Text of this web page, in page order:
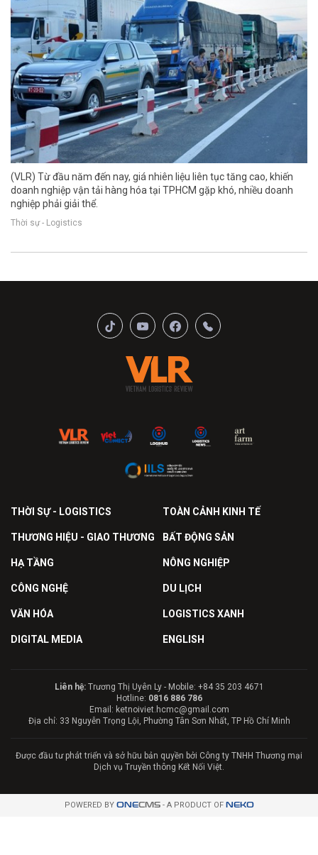
(VLR) Từ đầu năm đến nay, giá nhiên liệu liên tục tăng cao, khiến
doanh nghiệp vận tải hàng hóa tại TPHCM gặp khó, nhiều doanh
nghiệp phải giải thể.
Thời sự - Logistics
THỜI SỰ - LOGISTICS TOÀN CẢNH KINH TẾ
THƯƠNG HIỆU - GIAO THƯƠNG BẤT ĐỘNG SẢN
HẠ TẦNG NÔNG NGHIỆP
CÔNG NGHỆ DU LỊCH
VĂN HÓA LOGISTICS XANH
DIGITAL MEDIA ENGLISH
Liên hệ:Trương Thị Uyên Ly - Mobile: +84 35 203 4671
Hotline: 0816 886 786
Email: ketnoiviet.hcmc@gmail.com
Địa chỉ: 33 Nguyễn Trọng Lội, Phường Tân Sơn Nhất, TP Hồ Chí Minh
Được đầu tư phát triển và sở hữu bản quyền bởi Công ty TNHH Thương mại
Dịch vụ Truyền thông Kết Nối Việt.
POWERED BY ONECMS- A PRODUCT OF NEKO